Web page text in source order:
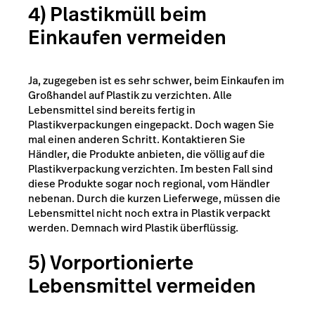
4) Plastikmüll beim
Einkaufen vermeiden
Ja, zugegeben ist es sehr schwer, beim Einkaufen im
Großhandel auf Plastik zu verzichten. Alle
Lebensmittel sind bereits fertig in
Plastikverpackungen eingepackt. Doch wagen Sie
mal einen anderen Schritt. Kontaktieren Sie
Händler, die Produkte anbieten, die völlig auf die
Plastikverpackung verzichten. Im besten Fall sind
diese Produkte sogar noch regional, vom Händler
nebenan. Durch die kurzen Lieferwege, müssen die
Lebensmittel nicht noch extra in Plastik verpackt
werden. Demnach wird Plastik überflüssig.
5) Vorportionierte
Lebensmittel vermeiden